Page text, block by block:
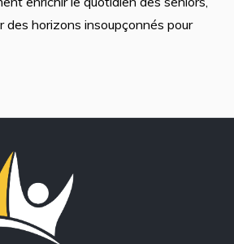
des horizons insoupçonnés pour